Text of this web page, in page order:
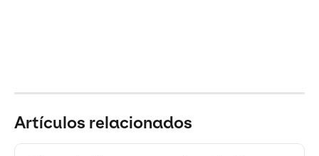
Artículos relacionados